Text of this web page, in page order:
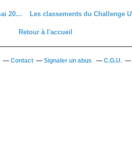
Les engagements du jeudi 14 mai 2026 au Dreux CC
Retour à l'accueil
Contact Signaler un abus C.G.U.